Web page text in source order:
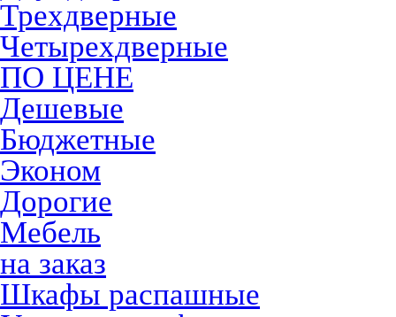
Трехдверные
Четырехдверные
ПО ЦЕНЕ
Дешевые
Бюджетные
Эконом
Дорогие
Мебель
на заказ
Шкафы распашные